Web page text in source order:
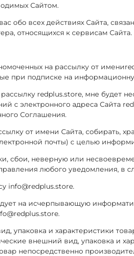
Сайтом.
всех действиях Сайта,
относящихся к сервисам Сайта.
на рассылку от
при подписке на
redplus.store, мне будет
с электронного адреса Сайта
Соглашения.
от имени Сайта, собирать,
почты) с целью
сбои, неверную или
любого уведомления, в
info@redplus.store.
на исчерпывающую
упаковка и характеристики
внешний вид, упаковка и
непосредственно